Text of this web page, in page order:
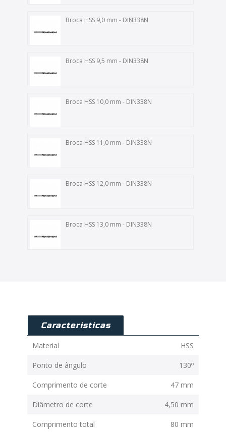
Broca HSS 9,0 mm - DIN338N
Broca HSS 9,5 mm - DIN338N
Broca HSS 10,0 mm - DIN338N
Broca HSS 11,0 mm - DIN338N
Broca HSS 12,0 mm - DIN338N
Broca HSS 13,0 mm - DIN338N
Caracteristicas
Material HSS
Ponto de ângulo 130º
Comprimento de corte 47 mm
Diâmetro de corte 4,50 mm
Comprimento total 80 mm